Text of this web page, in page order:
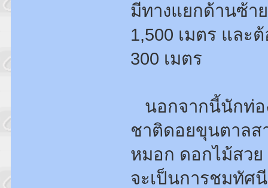
มีทางแยกด้านซ้า
1,500 เมตร และ
300 เมตร
นอกจากนี้นักท่อ
ชาติดอยขุนตาลส
หมอก ดอกไม้สวย
จะเป็นการชมทัศ